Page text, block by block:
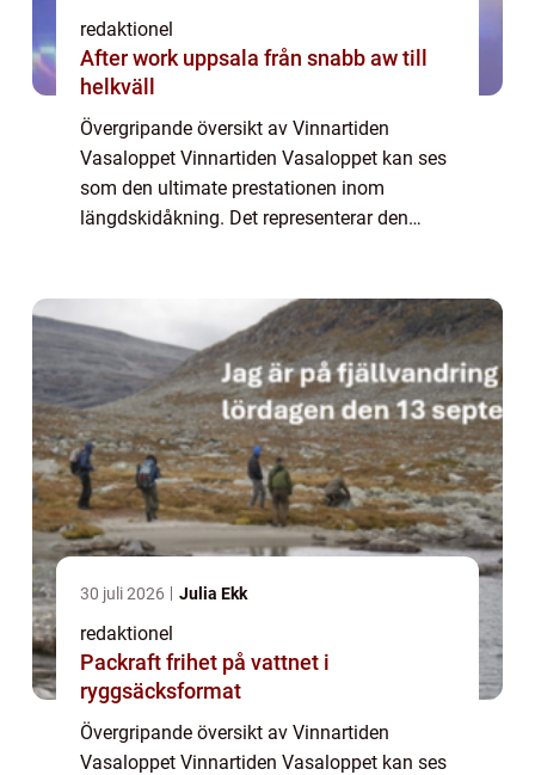
redaktionel
After work uppsala från snabb aw till
helkväll
Övergripande översikt av Vinnartiden
Vasaloppet Vinnartiden Vasaloppet kan ses
som den ultimate prestationen inom
längdskidåkning. Det representerar den
30 juli 2026 Julia Ekk
redaktionel
Packraft frihet på vattnet i
ryggsäcksformat
Övergripande översikt av Vinnartiden
Vasaloppet Vinnartiden Vasaloppet kan ses